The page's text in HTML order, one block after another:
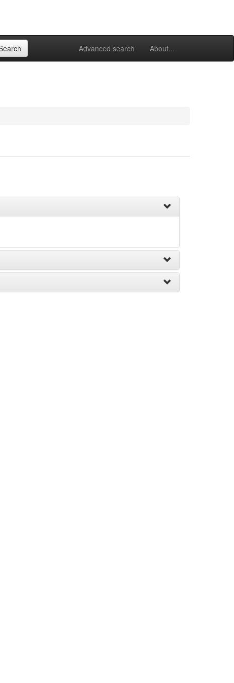
Advanced search About...